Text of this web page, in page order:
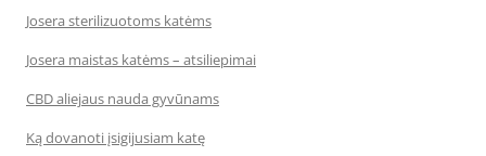
Josera sterilizuotoms katėms
Josera maistas katėms – atsiliepimai
CBD aliejaus nauda gyvūnams
Ką dovanoti įsigijusiam katę